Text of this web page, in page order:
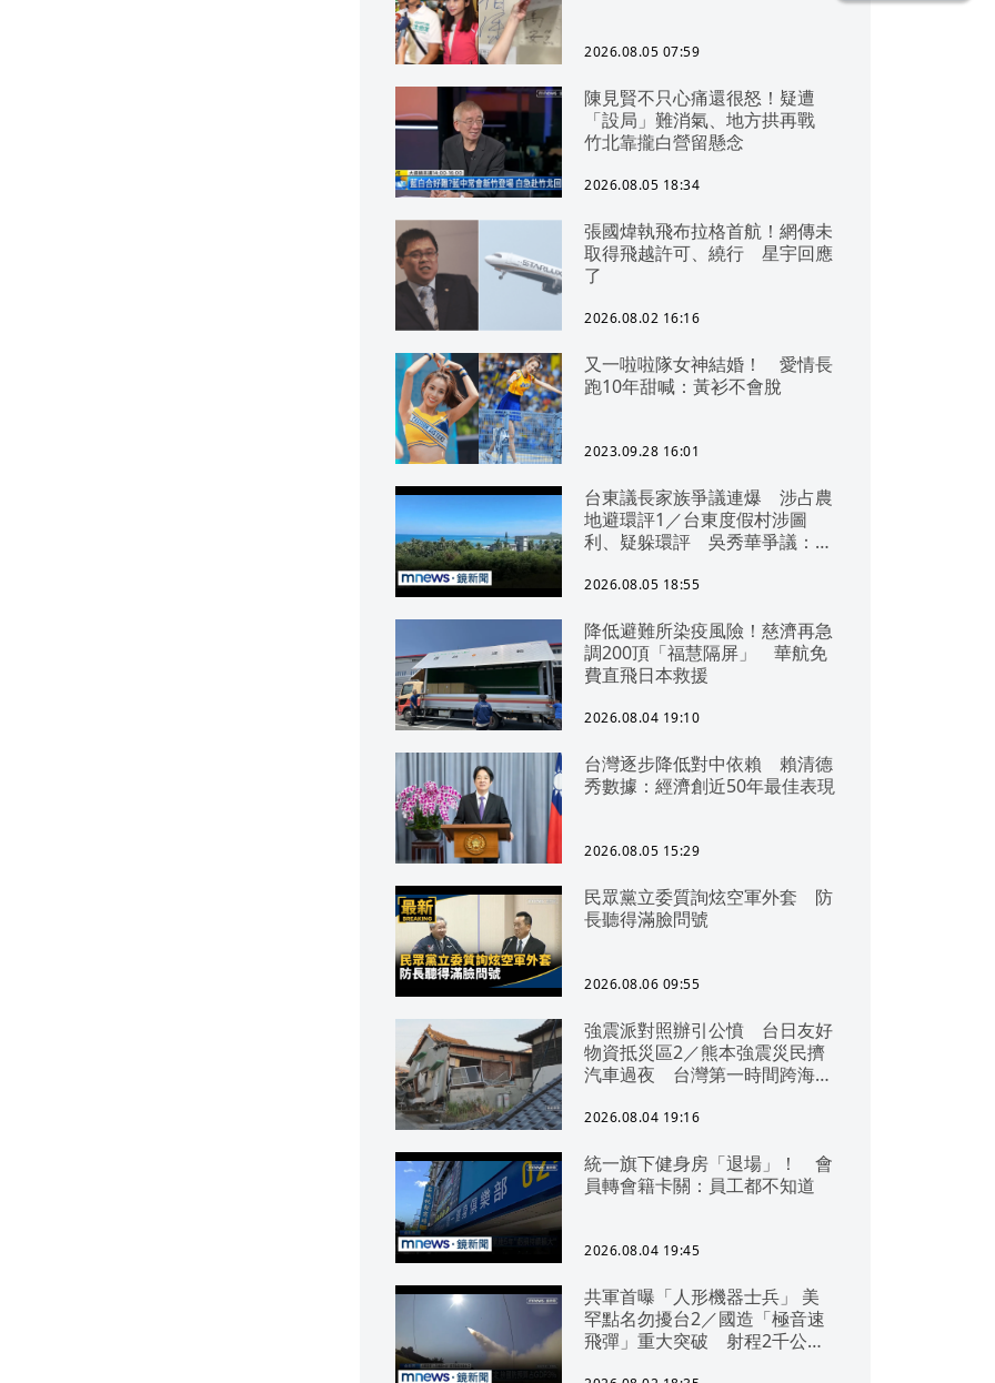
2026.08.05 07:59
陳見賢不只心痛還很怒！疑遭
「設局」難消氣、地方拱再戰
竹北靠攏白營留懸念
2026.08.05 18:34
張國煒執飛布拉格首航！網傳未
取得飛越許可、繞行 星宇回應
了
2026.08.02 16:16
又一啦啦隊女神結婚！ 愛情長
跑10年甜喊：黃衫不會脫
2023.09.28 16:01
台東議長家族爭議連爆 涉占農
地避環評1／台東度假村涉圖
利、疑躲環評 吳秀華爭議：概
2026.08.05 18:55
降低避難所染疫風險！慈濟再急
調200頂「福慧隔屏」 華航免
費直飛日本救援
2026.08.04 19:10
台灣逐步降低對中依賴 賴清德
秀數據：經濟創近50年最佳表現
2026.08.05 15:29
民眾黨立委質詢炫空軍外套 防
長聽得滿臉問號
2026.08.06 09:55
強震派對照辦引公憤 台日友好
物資抵災區2／熊本強震災民擠
汽車過夜 台灣第一時間跨海急
2026.08.04 19:16
統一旗下健身房「退場」！ 會
員轉會籍卡關：員工都不知道
2026.08.04 19:45
共軍首曝「人形機器士兵」 美
罕點名勿擾台2／國造「極音速
飛彈」重大突破 射程2千公里